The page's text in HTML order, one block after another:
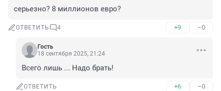
серьезно? 8 миллионов евро?
ОТВЕТИТЬ 4 +9 –0
Гость
18 сентября 2025, 21:24
Всего лишь ... Надо брать!
ОТВЕТИТЬ +6 –0